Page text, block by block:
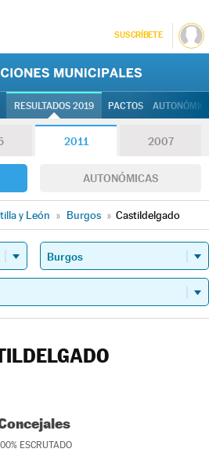
SUSCRÍBETE
RESULTADOS 2019 PACTOS
2011 2007
AUTONÓMICAS
y León » Burgos » Castildelgado
% ESCRUTADO